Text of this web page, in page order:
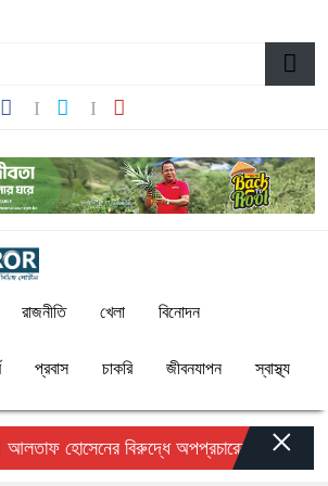
রাজনীতি খেলা বিনোদন
প্রবাস চাকরি জীবনযাপন স্বাস্থ্য
হোসেনের বিরুদ্ধে অপপ্রচারের প্রতিবাদে×